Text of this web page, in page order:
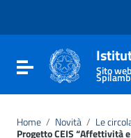
Vai al footer
Attiva / disattiva la
Sito
Home / Novità / Le
Progetto CEIS “Affettività